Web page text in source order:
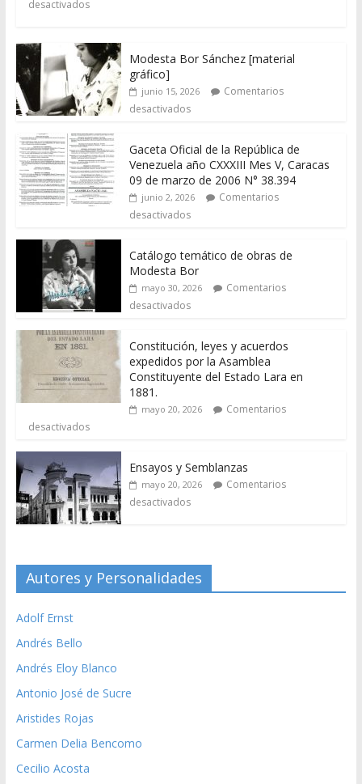
desactivados
Modesta Bor Sánchez [material
gráfico]
junio 15, 2026
Comentarios
desactivados
Gaceta Oficial de la República de
Venezuela año CXXXIII Mes V, Caracas
09 de marzo de 2006 N° 38.394
junio 2, 2026
Comentarios
desactivados
Catálogo temático de obras de
Modesta Bor
mayo 30, 2026
Comentarios
desactivados
Constitución, leyes y acuerdos
expedidos por la Asamblea
Constituyente del Estado Lara en
1881.
mayo 20, 2026
Comentarios
desactivados
Ensayos y Semblanzas
mayo 20, 2026
Comentarios
desactivados
Autores y Personalidades
Adolf Ernst
Andrés Bello
Andrés Eloy Blanco
Antonio José de Sucre
Aristides Rojas
Carmen Delia Bencomo
Cecilio Acosta